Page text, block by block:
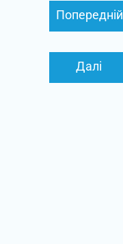
записів
Попередній
Далі